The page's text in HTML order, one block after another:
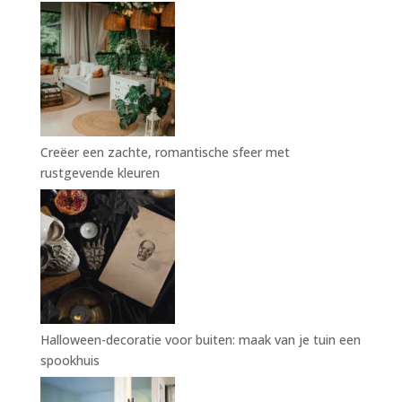
Creëer een zachte, romantische sfeer met
rustgevende kleuren
Halloween-decoratie voor buiten: maak van je tuin een
spookhuis